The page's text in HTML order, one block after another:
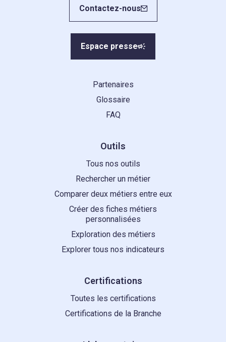
Contactez-nous
Espace presse
Partenaires
Glossaire
FAQ
Outils
Tous nos outils
Rechercher un métier
Comparer deux métiers entre eux
Créer des fiches métiers
personnalisées
Exploration des métiers
Explorer tous nos indicateurs
Certifications
Toutes les certifications
Certifications de la Branche